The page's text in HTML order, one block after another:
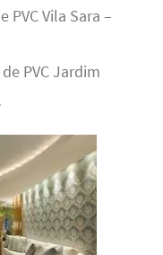
PVC Vila Sara –
PVC Jardim